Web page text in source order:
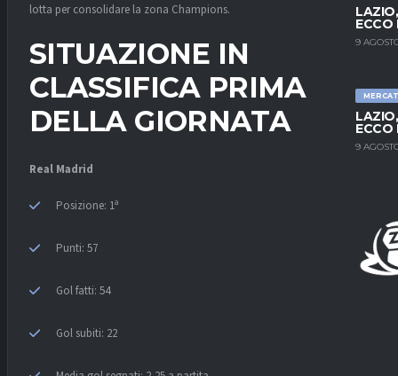
ECCO
9
ECCO
9
lotta per consolidare la zona Champions.
SITUAZIONE IN
CLASSIFICA PRIMA
DELLA GIORNATA
Real Madrid
Posizione: 1ª
Punti: 57
Gol fatti: 54
Gol subiti: 22